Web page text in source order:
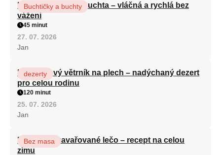
Hrnková maková buchta – vláčná a rychlá bez
vážení
Buchtičky a buchty
45 minut
27. 07. 2026
Jan
Karamelový větrník na plech – nadýchaný dezert
pro celou rodinu
dezerty
120 minut
25. 07. 2026
Jan
Babiččino zavařované lečo – recept na celou
zimu
Bez masa